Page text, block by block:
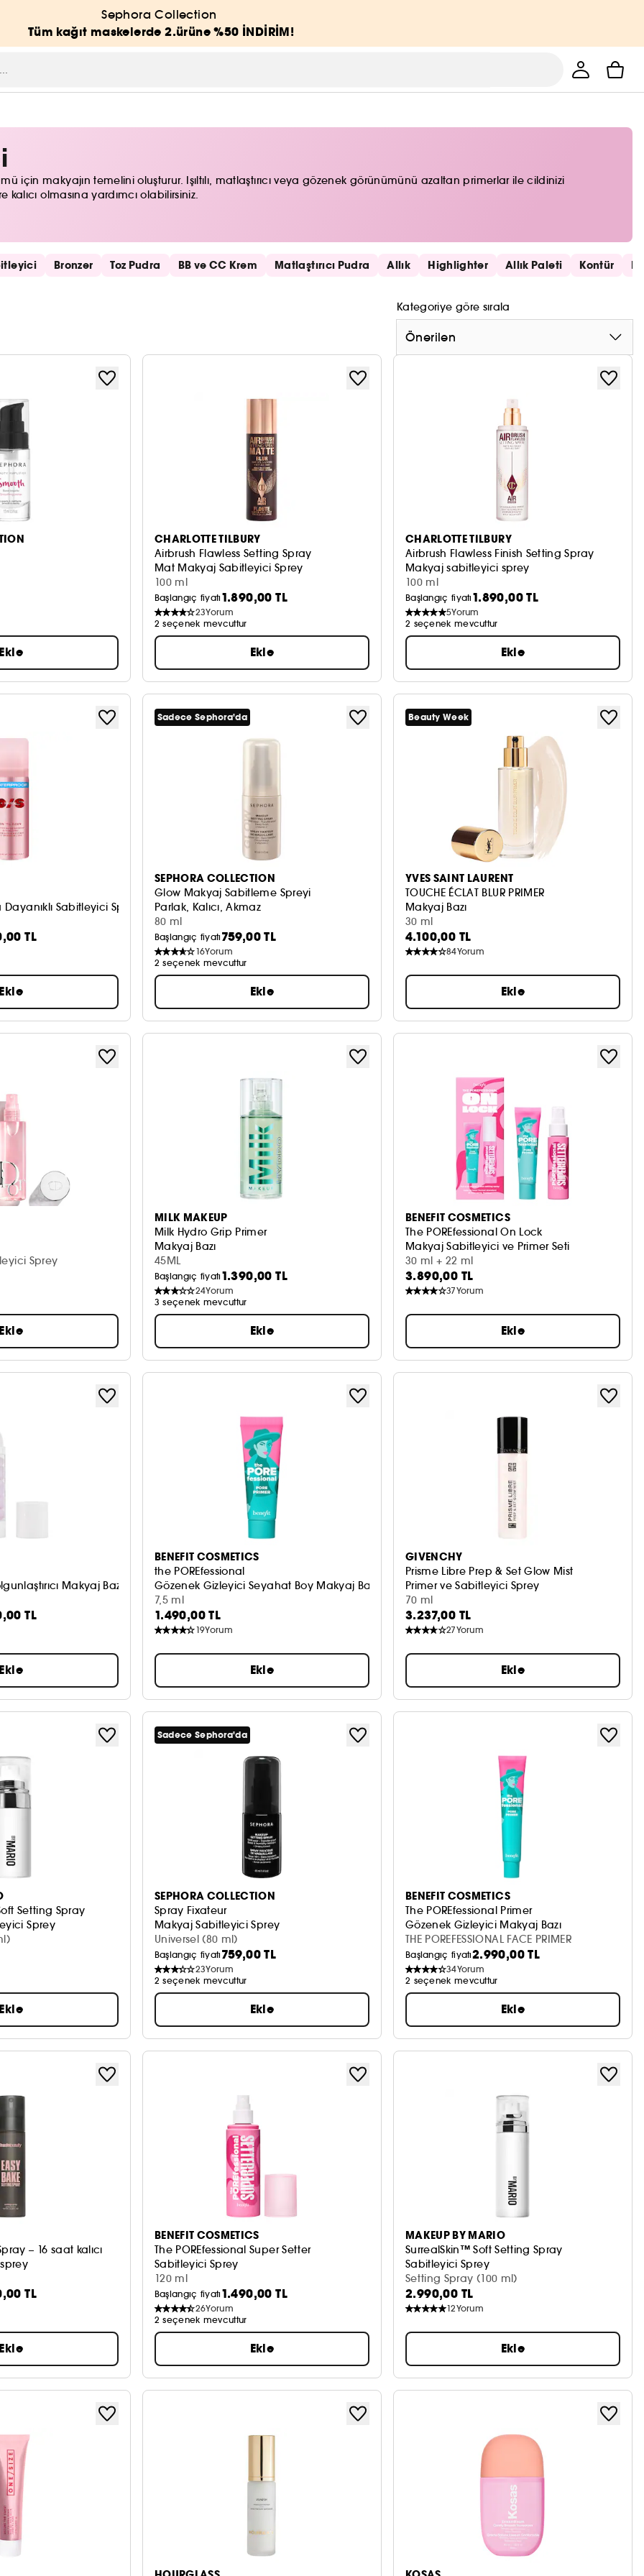
Sephora Collection
Tüm kağıt maskelerde 2.ürüne %50 İNDİRİM!
için makyajın temelini oluşturur. Işıltılı, matlaştırıcı veya gözenek görünümünü azaltan primerlar ile cildinizi
kalıcı olmasına yardımcı olabilirsiniz.
Bronzer Toz Pudra BB ve CC Krem Matlaştırıcı Pudra Allık Highlighter Allık Paleti Kontür
Kategoriye göre sırala
Önerilen
Ekle
CHARLOTTE TILBURY
Airbrush Flawless Setting Spray
Mat Makyaj Sabitleyici Sprey
100 ml
Başlangıç fiyatı 1.890,00 TL
23Yorum
2 seçenek mevcuttur
Ekle
CHARLOTTE TILBURY
Airbrush Flawless Finish Setting Spray
Makyaj sabitleyici sprey
100 ml
Başlangıç fiyatı 1.890,00 TL
5Yorum
2 seçenek mevcuttur
Ekle
Dayanıklı Sabitleyici Sprey
TL
Ekle
Sadece Sephora'da
SEPHORA COLLECTION
Glow Makyaj Sabitleme Spreyi
Parlak, Kalıcı, Akmaz
80 ml
Başlangıç fiyatı 759,00 TL
16Yorum
2 seçenek mevcuttur
Ekle
Beauty Week
YVES SAINT LAURENT
TOUCHE ÉCLAT BLUR PRIMER
Makyaj Bazı
30 ml
4.100,00 TL
84Yorum
Ekle
Sprey
Ekle
MILK MAKEUP
Milk Hydro Grip Primer
Makyaj Bazı
45ML
Başlangıç fiyatı 1.390,00 TL
24Yorum
3 seçenek mevcuttur
Ekle
BENEFIT COSMETICS
The POREfessional On Lock
Makyaj Sabitleyici ve Primer Seti
30 ml + 22 ml
3.890,00 TL
37Yorum
Ekle
Makyaj Bazı
TL
Ekle
BENEFIT COSMETICS
the POREfessional
Gözenek Gizleyici Seyahat Boy Makyaj Bazı
7,5 ml
1.490,00 TL
19Yorum
Ekle
GIVENCHY
Prisme Libre Prep & Set Glow Mist
Primer ve Sabitleyici Sprey
70 ml
3.237,00 TL
27Yorum
Ekle
Setting Spray
Sprey
Ekle
Sadece Sephora'da
SEPHORA COLLECTION
Spray Fixateur
Makyaj Sabitleyici Sprey
Universel (80 ml)
Başlangıç fiyatı 759,00 TL
23Yorum
2 seçenek mevcuttur
Ekle
BENEFIT COSMETICS
The POREfessional Primer
Gözenek Gizleyici Makyaj Bazı
THE POREFESSIONAL FACE PRIMER
Başlangıç fiyatı2.990,00 TL
34Yorum
2 seçenek mevcuttur
Ekle
– 16 saat kalıcı
TL
Ekle
BENEFIT COSMETICS
The POREfessional Super Setter
Sabitleyici Sprey
120 ml
Başlangıç fiyatı 1.490,00 TL
26Yorum
2 seçenek mevcuttur
Ekle
MAKEUP BY MARIO
SurrealSkin™ Soft Setting Spray
Sabitleyici Sprey
Setting Spray (100 ml)
2.990,00 TL
12Yorum
Ekle